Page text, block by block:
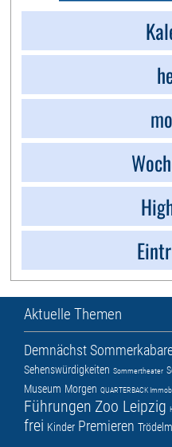
Aktuelle Themen
Demnächst
Sehenswürdigkeiten Sommertheater
Museum Morgen QUARTERBACK
Führungen Zoo Leipzig
frei Kinder Premieren